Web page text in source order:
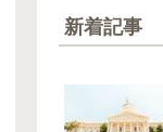
新着記事